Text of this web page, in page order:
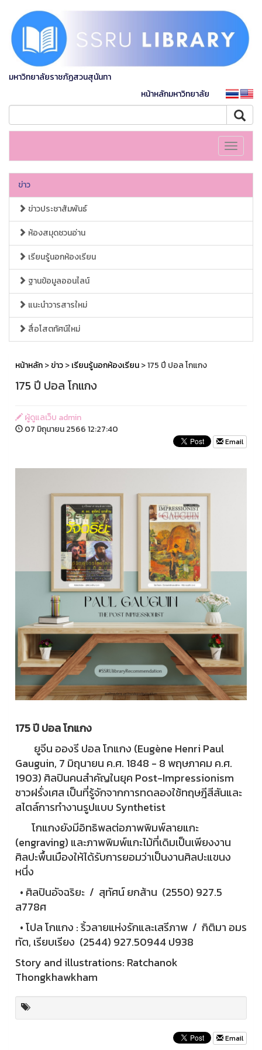
มหาวิทยาลัยราชภัฏสวนสุนันทา
หน้าหลักมหาวิทยาลัย
Toggle
ข่าว
ข่าวประชาสัมพันธ์
ห้องสมุดชวนอ่าน
เรียนรู้นอกห้องเรียน
ฐานข้อมูลออนไลน์
แนะนำวารสารใหม่
สื่อโสตทัศน์ใหม่
หน้าหลัก>ข่าว>เรียนรู้นอกห้องเรียน> 175 ปี ปอล โกแกง
175 ปี ปอล โกแกง
ผู้ดูแลเว็บ admin
07 มิถุนายน 2566 12:27:40
Email
175 ปี ปอล โกแกง
ยูจีน อองรี ปอล โกแกง (Eugène Henri Paul
Gauguin, 7 มิถุนายน ค.ศ. 1848 - 8 พฤษภาคม ค.ศ.
1903) ศิลปินคนสำคัญในยุค Post-Impressionism
ชาวฝรั่งเศส เป็นที่รู้จักจากการทดลองใช้ทฤษฎีสีสันและ
สไตล์การทำงานรูปแบบ Synthetist
โกแกงยังมีอิทธิพลต่อภาพพิมพ์ลายแกะ
(engraving) และภาพพิมพ์แกะไม้ที่เดิมเป็นเพียงงาน
ศิลปะพื้นเมืองให้ได้รับการยอมว่าเป็นงานศิลปะแขนง
หนึ่ง
• ศิลปินอัจฉริยะ / สุทัศน์ ยกส้าน (2550) 927.5
ส778ศ
• โปล โกแกง : ริ้วลายแห่งรักและเสรีภาพ / กิติมา อมร
ทัต, เรียบเรียง (2544) 927.50944 ป938
Story and illustrations: Ratchanok
Thongkhawkham
Email